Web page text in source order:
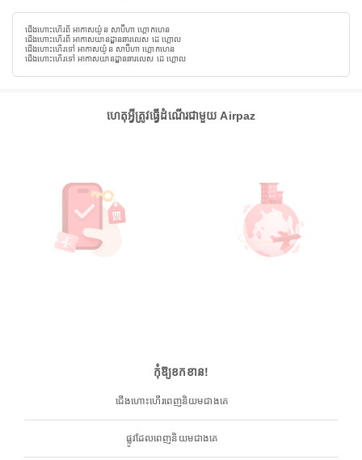
ជើងហោះហើរពី អាកាសយ៉ូន សាប៊ីហា ហ្គោកហេន
ជើងហោះហើរពី អាកាសយានដ្ឋានឆារលេស ដេ ហ្គោល
ជើងហោះហើរទៅ អាកាសយ៉ូន សាប៊ីហា ហ្គោកហេន
ជើងហោះហើរទៅ អាកាសយានដ្ឋានឆារលេស ដេ ហ្គោល
ហេតុអ្វីត្រូវធ្វើដំណើរជាមួយ Airpaz
កុំឱ្យខកខាន!
ជើងហោះហើរពេញនិយមជាងគេ
ផ្លូវដែលពេញនិយមជាងគេ